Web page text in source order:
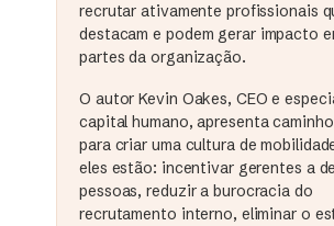
recrutar ativamente profissionais
destacam e podem gerar impacto
partes da organização.
O autor Kevin Oakes, CEO e
capital humano, apresenta
para criar uma cultura de
eles estão: incentivar gerentes a
pessoas, reduzir a burocracia do
recrutamento interno, eliminar o